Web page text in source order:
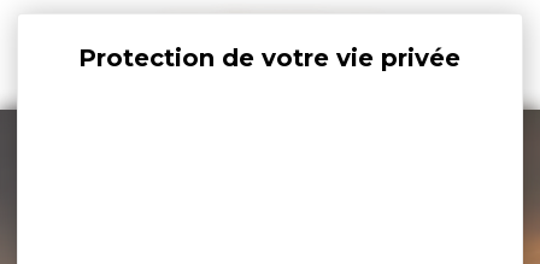
Panneau de gestion des cookies